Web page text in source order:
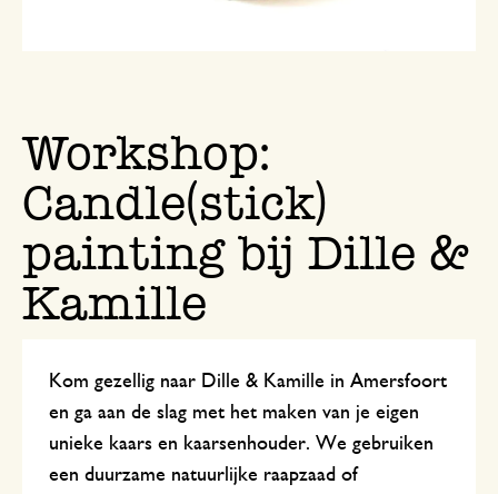
Workshop:
Candle(stick)
painting bij Dille &
Kamille
Kom gezellig naar Dille & Kamille in Amersfoort
en ga aan de slag met het maken van je eigen
unieke kaars en kaarsenhouder. We gebruiken
een duurzame natuurlijke raapzaad of